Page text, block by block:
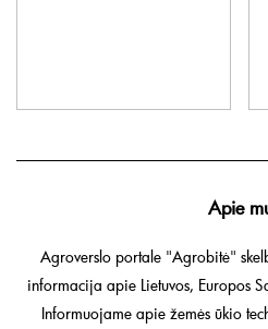
Apie
Agroverslo portale "Agrobitė"
informacija apie Lietuvos, Europos
Informuojame apie žemės ūkio